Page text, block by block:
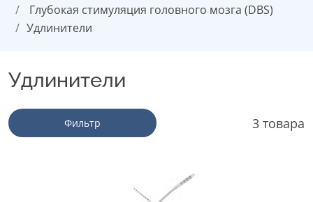
Глубокая стимуляция головного мозга (DBS)
Удлинители
Удлинители
Фильтр 3 товара